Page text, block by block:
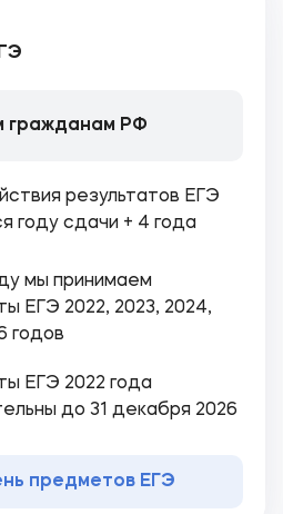
гражданам РФ
результатов ЕГЭ
году сдачи + 4 года
мы принимаем
ЕГЭ 2022, 2023, 2024,
годов
ЕГЭ 2022 года
до 31 декабря 2026
предметов ЕГЭ